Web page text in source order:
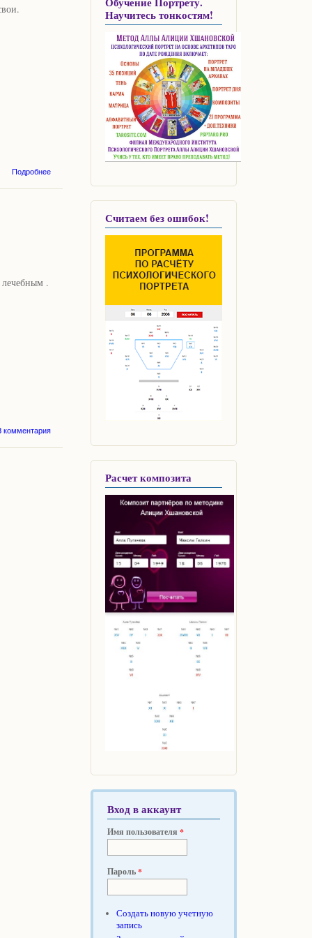
Подробнее
работать:
.
о ГРАНАТ -
которое лечит всё.
комментария
Научитесь тонкостям!
Считаем без ошибок!
Расчет композита
Вход в аккаунт
Имя пользователя*
Пароль*
Создать новую учетную
запись